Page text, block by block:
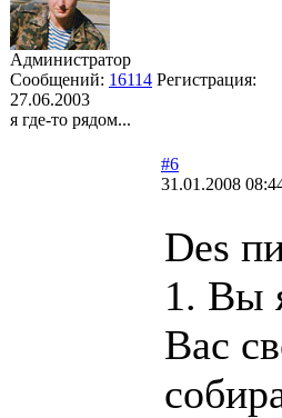
Администратор
Сообщений: 16114 Регистрация:
27.06.2003
я где-то рядом...
#6
31.01.2008
Des
1. Вы
Вас